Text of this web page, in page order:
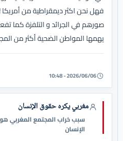
فهل نحن اكثر ديمقراطية من
صورهم في الجرائد و التلفزة كما
يهمها المواطن الضحية أكثر من
2026/06/06 - 10:48
مغربي يكره حقوق الإنسان
سبب خراب المجتمع المغربي
الإنسان